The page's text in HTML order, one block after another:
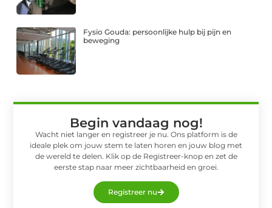
Fysio Gouda: persoonlijke hulp bij pijn en
beweging
Begin vandaag nog!
Wacht niet langer en registreer je nu. Ons platform is de
ideale plek om jouw stem te laten horen en jouw blog met
de wereld te delen. Klik op de Registreer-knop en zet de
eerste stap naar meer zichtbaarheid en groei.
Registreer nu